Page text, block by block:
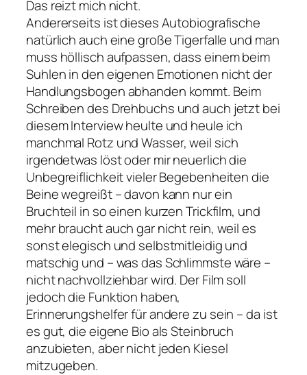
Das reizt mich nicht.
Andererseits ist dieses Autobiografische
natürlich auch eine große Tigerfalle und man
muss höllisch aufpassen, dass einem beim
Suhlen in den eigenen Emotionen nicht der
Handlungsbogen abhanden kommt. Beim
Schreiben des Drehbuchs und auch jetzt bei
diesem Interview heulte und heule ich
manchmal Rotz und Wasser, weil sich
irgendetwas löst oder mir neuerlich die
Unbegreiflichkeit vieler Begebenheiten die
Beine wegreißt – davon kann nur ein
Bruchteil in so einen kurzen Trickfilm, und
mehr braucht auch gar nicht rein, weil es
sonst elegisch und selbstmitleidig und
matschig und – was das Schlimmste wäre –
nicht nachvollziehbar wird. Der Film soll
jedoch die Funktion haben,
Erinnerungshelfer für andere zu sein – da ist
es gut, die eigene Bio als Steinbruch
anzubieten, aber nicht jeden Kiesel
mitzugeben.